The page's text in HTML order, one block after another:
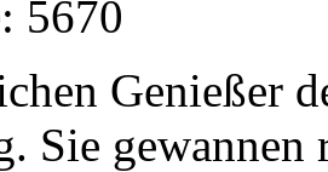
5670
Genießer
Sie